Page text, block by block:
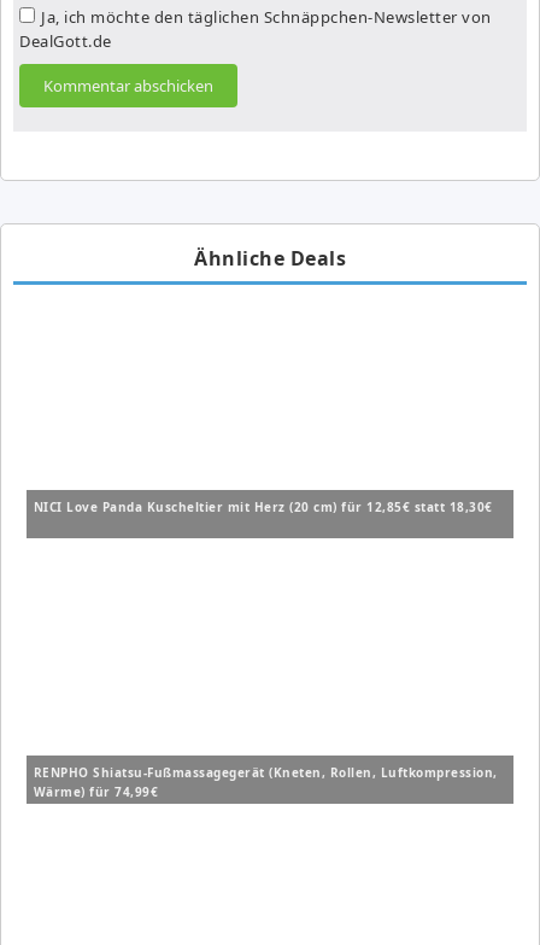
Ja, ich möchte den täglichen Schnäppchen-Newsletter von
DealGott.de
Ähnliche Deals
NICI Love Panda Kuscheltier mit Herz (20 cm) für 12,85€ statt 18,30€
RENPHO Shiatsu-Fußmassagegerät (Kneten, Rollen, Luftkompression,
Wärme) für 74,99€